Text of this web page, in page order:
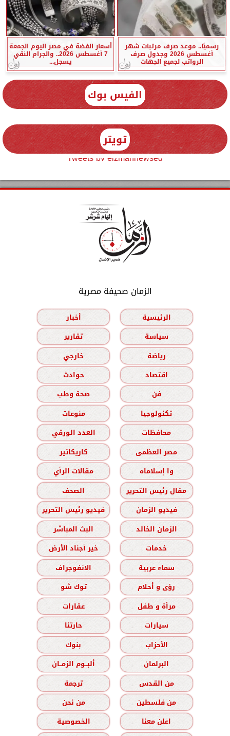
رسميًا.. موعد صرف مرتبات شهر
أغسطس 2026 وجدول صرف
الرواتب لجميع الجهات
أسعار الفضة في مصر اليوم الجمعة
7 أغسطس 2026.. والجرام النقي
يسجل...
الفيس بوك
تويتر
Tweets by elzmannewseg
الزمان صحيفة مصرية
الرئيسية
أخبار
سياسة
تقارير
رياضة
خارجي
اقتصاد
حوادث
فن
صحة وطب
تكنولوجيا
منوعات
محافظات
العدد الورقي
مصر العظمى
كاريكاتير
وا إسلاماه
مقالات الرأي
مقال رئيس التحرير
الصحف
فيديو الزمان
فيديو رئيس التحرير
الزمان الخالد
البث المباشر
خدمات
خير أجناد الأرض
سماء عربية
الانفوجراف
رؤى و أحلام
توك شو
مرأة و طفل
عقارات
سيارات
حارتنا
الأحزاب
بنوك
البرلمان
ألبــوم الزمــان
من القدس
ترجمة
من فلسطين
من نحن
اعلن معنا
الخصوصية